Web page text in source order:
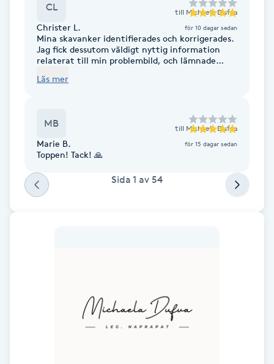
Fotmassage
Fransar
Fransborttagning
Fransförlängning Megavolym
CL till Michaela Dufva
Christer L. för 10 dagar sedan
Mina skavanker identifierades och korrigerades.
Jag fick dessutom väldigt nyttig information
relaterat till min problembild, och lämnade
nya kunskaper.
Läs mer
MB till Michaela Dufva
Marie B. för 15 dagar sedan
Toppen! Tack! 🙏
Sida 1 av 54